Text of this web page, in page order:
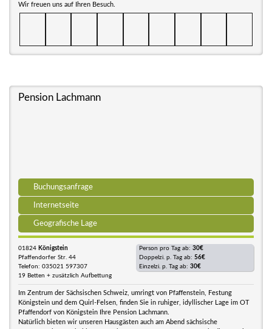
Wir freuen uns auf Ihren Besuch.
Pension Lachmann
Buchungsanfrage
Internetseite
Geografische Lage
01824 Königstein
Pfaffendorfer Str. 44
Telefon: 035021 597307
19 Betten + zusätzlich Aufbettung
Person pro Tag ab: 30€
Doppelzi. p. Tag ab: 56€
Einzelzi. p. Tag ab: 30€
Im Zentrum der Sächsischen Schweiz, umringt von Pfaffenstein, Festung
Königstein und dem Quirl-Felsen, finden Sie in ruhiger, idyllischer Lage im OT
Pfaffendorf von Königstein Ihre Pension Lachmann.
Natürlich bieten wir unseren Hausgästen auch am Abend sächsische